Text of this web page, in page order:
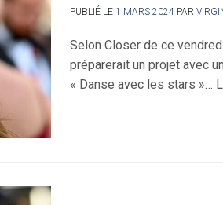
PUBLIÉ LE1 MARS 2024 PAR
Selon Closer de ce
préparerait un projet avec
« Danse avec les stars »…